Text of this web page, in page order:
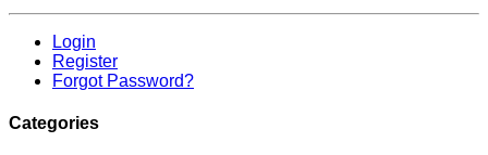
Login
Register
Forgot Password?
Categories